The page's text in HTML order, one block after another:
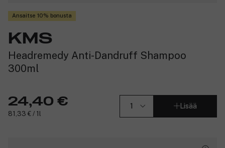
Ansaitse 10% bonusta
KMS
Headremedy Anti-Dandruff Shampoo
300ml
24,40 €
81,33 € / 1l
Lisää